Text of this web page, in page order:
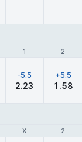
1 2
1 2
-5.5
2.23
+5.5
1.58
X 2
X 2